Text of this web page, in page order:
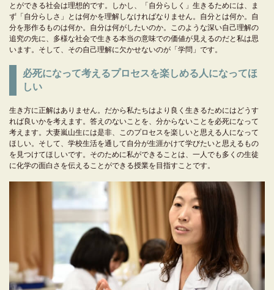
とができる社会は理想的です。しかし、「自分らしく」生きるためには、ま
ず「自分らしさ」とは何かを理解しなければなりません。自分とは何か。自
分を形作るものは何か。自分は何がしたいのか。このような深い自己理解の
追究の先に、多様な社会で生きる本当の意味での価値が見えるのだと私は思
います。そして、その自己理解に欠かせないのが「学問」です。
必死になって考えるプロセスを楽しめる人になってほ
しい
生き方に正解はありません。だから私たちはより良く生きるためにはどうす
れば良いかを考えます。答えのないことを、分からないことを必死になって
考えます。大妻嵐山生には是非、このプロセスを楽しいと思える人になって
ほしい。そして、学校生活を通して自分が生涯かけて学びたいと思えるもの
を見つけてほしいです。そのために私ができることは、一人でも多くの生徒
に化学の面白さを伝えることができる授業を目指すことです。